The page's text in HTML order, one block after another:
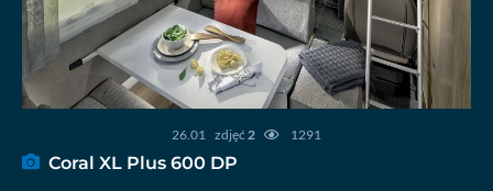
26.01 zdjęć 2 1291
Coral XL Plus 600 DP